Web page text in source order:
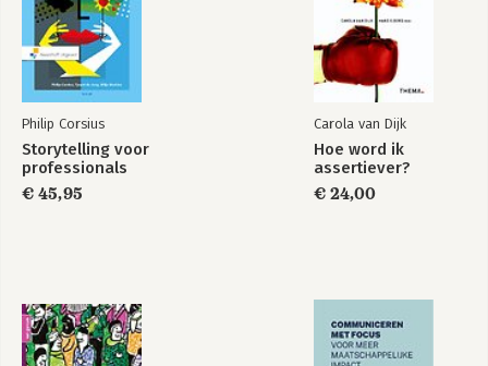
Bekijk alle boeken
Philip Corsius
Storytelling voor
professionals
€ 45,95
Carola van Dijk
Hoe word ik
assertiever?
€ 24,00